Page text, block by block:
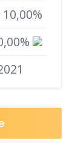
10,00%